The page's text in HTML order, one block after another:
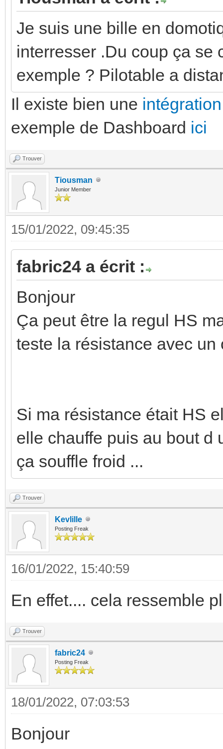
Je suis une bille en
interresser .Du coup ça se
exemple ? Pilotable a
Il existe bien une
exemple de Dashboard ici
Trouver
Tiousman
Junior Member
15/01/2022, 09:45:35
fabric24 a écrit :
Bonjour
Ça peut être la regul HS
teste la résistance avec un
Si ma résistance était HS
elle chauffe puis au bout d
ça souffle froid ...
Trouver
Kevlille
Posting Freak
16/01/2022, 15:40:59
En effet.... cela ressemble
Trouver
fabric24
Posting Freak
18/01/2022, 07:03:53
Bonjour